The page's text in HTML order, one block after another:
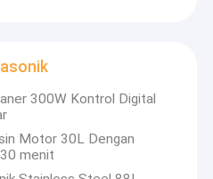
300W Kontrol Digital
Motor 30L Dengan
menit